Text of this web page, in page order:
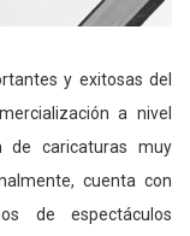
y exitosas del
a nivel
caricaturas muy
cuenta con
de espectáculos